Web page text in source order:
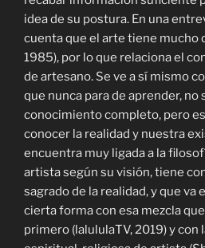
idea de su postura. En una
cuenta que el arte tiene mucho
1985), por lo que relaciona el
de artesano. Se ve a sí mismo
que nunca para de aprender, no
conocimiento completo, pero
conocer la realidad y nuestra
encuentra muy ligada a la
artista según su visión, tiene
sagrado de la realidad, y que va
cierta forma con esa mezcla
primero (lalululaTV, 2019) y con